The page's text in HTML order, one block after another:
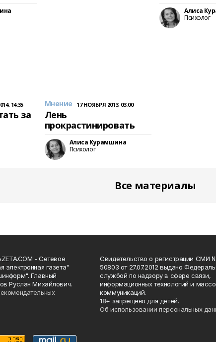
Алиса
Психолог
14:35
за
Мнение 17 НОЯБРЯ 2013, 03:00
Лень
прокрастинировать
Алиса Курамшина
Психолог
Все материалы
- Сетевое
электронная газета"
Главный
Руслан Михайлович.
Свидетельство о регистрации СМИ
50803 от 27.07.2012 выдано
службой по надзору в сфере связи,
информационных технологий и
коммуникаций.
18+ запрещено для детей.
Об использовании персональных